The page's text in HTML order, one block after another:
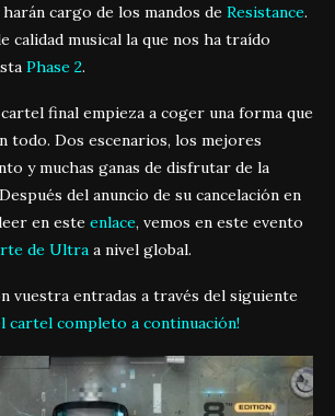
harán cargo de los mandos de Resistance.
calidad musical la que nos ha traído
Phase 2.
final empieza a coger una forma que
todo. Dos escenarios, los mejores
y muchas ganas de disfrutar de la
del anuncio de su cancelación en
en este enlace, vemos en este evento
de Ultra a nivel global.
vuestra entradas a través del siguiente
cartel completo a continuación!